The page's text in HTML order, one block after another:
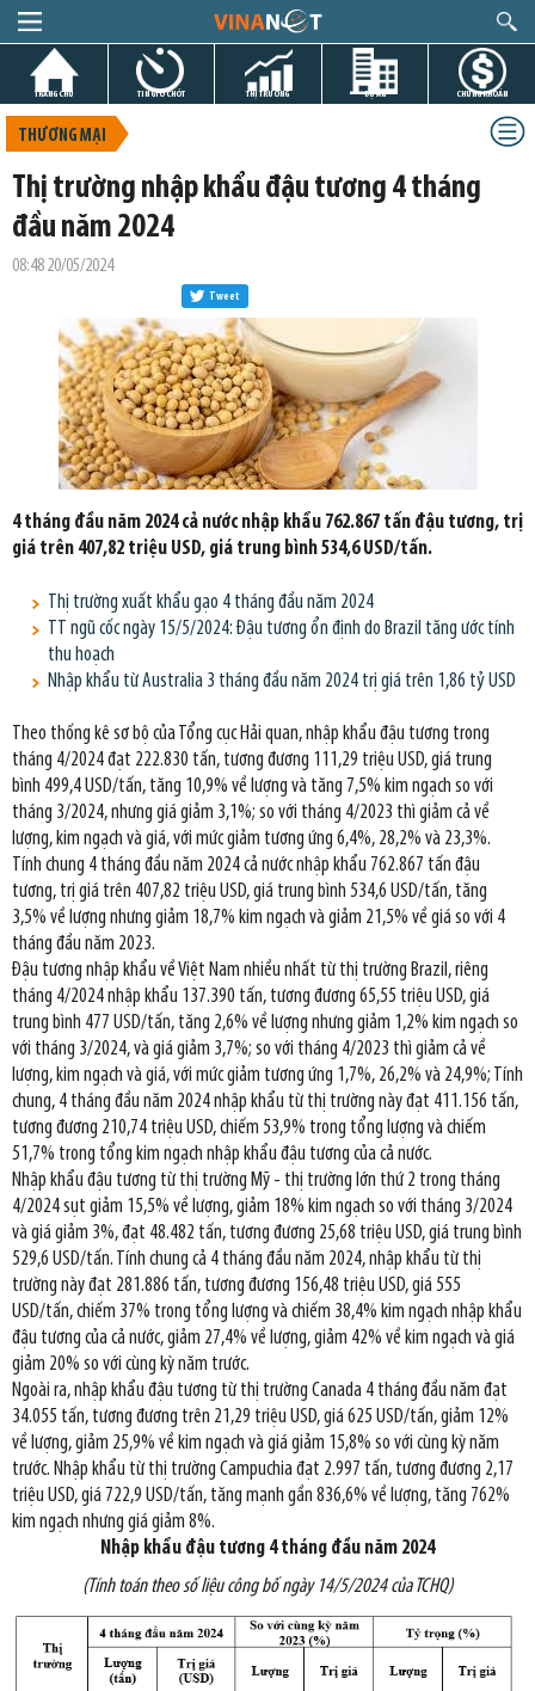
TRANG CHỦ TIN GIỜ CHÓT THỊ TRƯỜNG DỰ ÁN CHỨNG KHOÁN
THƯƠNG MẠI
Thị trường nhập khẩu đậu tương 4 tháng
đầu năm 2024
08:48 20/05/2024
Tweet
4 tháng đầu năm 2024 cả nước nhập khẩu 762.867 tấn đậu tương, trị
giá trên 407,82 triệu USD, giá trung bình 534,6 USD/tấn.
Thị trường xuất khẩu gạo 4 tháng đầu năm 2024
TT ngũ cốc ngày 15/5/2024: Đậu tương ổn định do Brazil tăng ước tính
thu hoạch
Nhập khẩu từ Australia 3 tháng đầu năm 2024 trị giá trên 1,86 tỷ USD
Theo thống kê sơ bộ của Tổng cục Hải quan, nhập khẩu đậu tương trong
tháng 4/2024 đạt 222.830 tấn, tương đương 111,29 triệu USD, giá trung
bình 499,4 USD/tấn, tăng 10,9% về lượng và tăng 7,5% kim ngạch so với
tháng 3/2024, nhưng giá giảm 3,1%; so với tháng 4/2023 thì giảm cả về
lượng, kim ngạch và giá, với mức giảm tương ứng 6,4%, 28,2% và 23,3%.
Tính chung 4 tháng đầu năm 2024 cả nước nhập khẩu 762.867 tấn đậu
tương, trị giá trên 407,82 triệu USD, giá trung bình 534,6 USD/tấn, tăng
3,5% về lượng nhưng giảm 18,7% kim ngạch và giảm 21,5% về giá so với 4
tháng đầu năm 2023.
Đậu tương nhập khẩu về Việt Nam nhiều nhất từ thị trường Brazil, riêng
tháng 4/2024 nhập khẩu 137.390 tấn, tương đương 65,55 triệu USD, giá
trung bình 477 USD/tấn, tăng 2,6% về lượng nhưng giảm 1,2% kim ngạch so
với tháng 3/2024, và giá giảm 3,7%; so với tháng 4/2023 thì giảm cả về
lượng, kim ngạch và giá, với mức giảm tương ứng 1,7%, 26,2% và 24,9%; Tính
chung, 4 tháng đầu năm 2024 nhập khẩu từ thị trường này đạt 411.156 tấn,
tương đương 210,74 triệu USD, chiếm 53,9% trong tổng lượng và chiếm
51,7% trong tổng kim ngạch nhập khẩu đậu tương của cả nước.
Nhập khẩu đậu tương từ thị trường Mỹ - thị trường lớn thứ 2 trong tháng
4/2024 sụt giảm 15,5% về lượng, giảm 18% kim ngạch so với tháng 3/2024
và giá giảm 3%, đạt 48.482 tấn, tương đương 25,68 triệu USD, giá trung bình
529,6 USD/tấn. Tính chung cả 4 tháng đầu năm 2024, nhập khẩu từ thị
trường này đạt 281.886 tấn, tương đương 156,48 triệu USD, giá 555
USD/tấn, chiếm 37% trong tổng lượng và chiếm 38,4% kim ngạch nhập khẩu
đậu tương của cả nước, giảm 27,4% về lượng, giảm 42% về kim ngạch và giá
giảm 20% so với cùng kỳ năm trước.
Ngoài ra, nhập khẩu đậu tương từ thị trường Canada 4 tháng đầu năm đạt
34.055 tấn, tương đương trên 21,29 triệu USD, giá 625 USD/tấn, giảm 12%
về lượng, giảm 25,9% về kim ngạch và giá giảm 15,8% so với cùng kỳ năm
trước. Nhập khẩu từ thị trường Campuchia đạt 2.997 tấn, tương đương 2,17
triệu USD, giá 722,9 USD/tấn, tăng mạnh gần 836,6% về lượng, tăng 762%
kim ngạch nhưng giá giảm 8%.
Nhập khẩu đậu tương 4 tháng đầu năm 2024
(Tính toán theo số liệu công bố ngày 14/5/2024 của TCHQ)